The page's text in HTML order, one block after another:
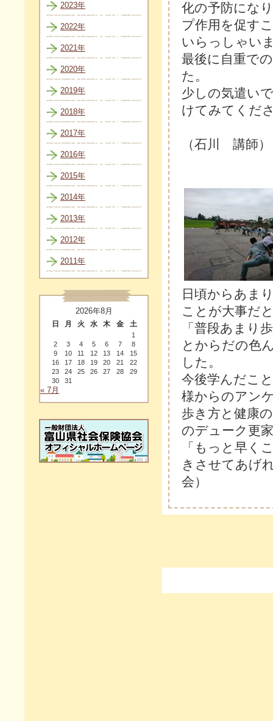
化の予防にな
プ作用を促す
いらっしゃい
最後に自重で
た。
少しの気遣い
けてみてくだ
（石川 講師）
日頃からあま
ことが大事だ
「普段あまり
とからだの色
した。
今後学んだこ
様からのアン
歩き方と健康
のデューク更
「もっと早く
きさせてあ
会）
2023年
2022年
2021年
2020年
2019年
2018年
2017年
2016年
2015年
2014年
2013年
2012年
2011年
2026年8月
日 月 火 水 木 金 土
1
2
3 4 5 6 7
8
9
10 11 12 13 14
15
16
17 18 19 20 21
22
23
24 25 26 27 28
29
30
31
« 7月